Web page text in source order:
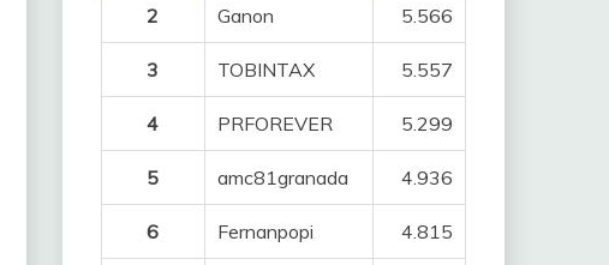
2 Ganon 5.566
3 TOBINTAX 5.557
4 PRFOREVER 5.299
5 amc81granada 4.936
6 Fernanpopi 4.815